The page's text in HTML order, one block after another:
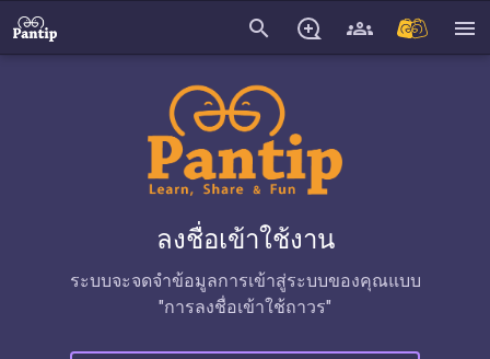
search menu
ลงชื่อเข้าใช้งาน
ระบบจะจดจำข้อมูลการเข้าสู่ระบบของคุณแบบ
"การลงชื่อเข้าใช้ถาวร"